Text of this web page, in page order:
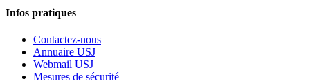
Infos pratiques
Contactez-nous
Annuaire USJ
Webmail USJ
Mesures de sécurité